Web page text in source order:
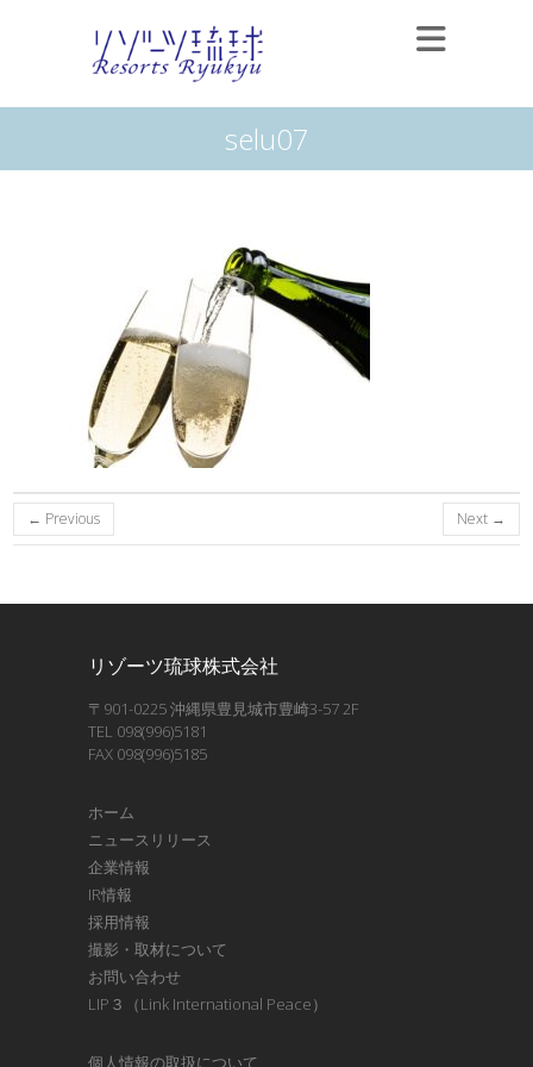
selu07
← Previous Next →
リゾーツ琉球株式会社
〒901-0225 沖縄県豊見城市豊崎3-57 2F
TEL 098(996)5181
FAX 098(996)5185
ホーム
ニュースリリース
企業情報
IR情報
採用情報
撮影・取材について
お問い合わせ
LIP３（Link International Peace）
個人情報の取扱について